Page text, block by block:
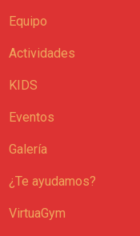
Equipo
Actividades
KIDS
Eventos
Galería
¿Te ayudamos?
VirtuaGym